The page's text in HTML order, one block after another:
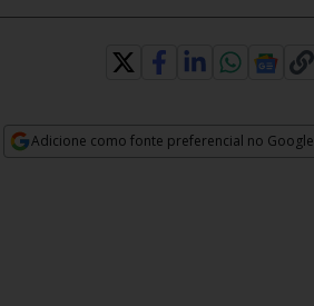
Adicione como fonte preferencial no Google